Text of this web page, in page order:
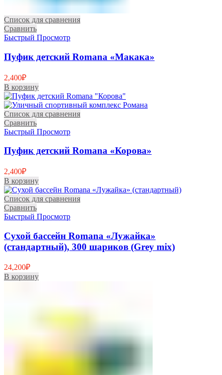
Список для сравнения
Сравнить
Быстрый Просмотр
Пуфик детский Romana «Макака»
2,400₽
В корзину
Список для сравнения
Сравнить
Быстрый Просмотр
Пуфик детский Romana «Корова»
2,400₽
В корзину
Список для сравнения
Сравнить
Быстрый Просмотр
Сухой бассейн Romana «Лужайка»
(стандартный), 300 шариков (Grey mix)
24,200₽
В корзину